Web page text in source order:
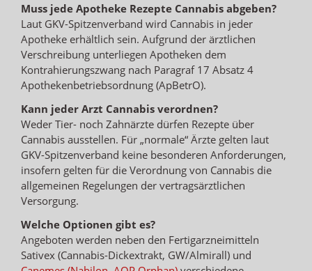
Muss jede Apotheke Rezepte Cannabis abgeben?
Laut GKV-Spitzenverband wird Cannabis in jeder
Apotheke erhältlich sein. Aufgrund der ärztlichen
Verschreibung unterliegen Apotheken dem
Kontrahierungszwang nach Paragraf 17 Absatz 4
Apothekenbetriebsordnung (ApBetrO).
Kann jeder Arzt Cannabis verordnen?
Weder Tier- noch Zahnärzte dürfen Rezepte über
Cannabis ausstellen. Für „normale“ Ärzte gelten laut
GKV-Spitzenverband keine besonderen Anforderungen,
insofern gelten für die Verordnung von Cannabis die
allgemeinen Regelungen der vertragsärztlichen
Versorgung.
Welche Optionen gibt es?
Angeboten werden neben den Fertigarzneimitteln
Sativex (Cannabis-Dickextrakt, GW/Almirall) und